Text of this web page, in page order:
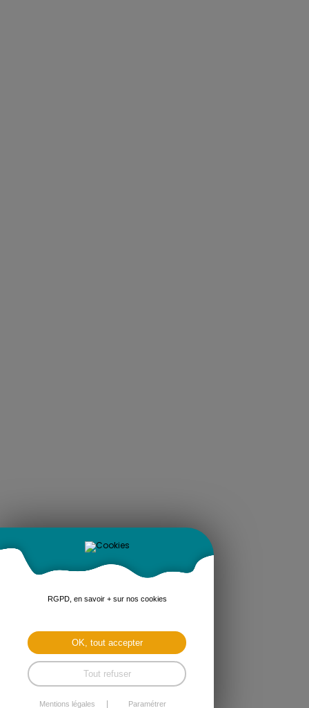
RGPD, en savoir + sur nos cookies
OK, tout accepter
Tout refuser
Mentions légales Paramétrer